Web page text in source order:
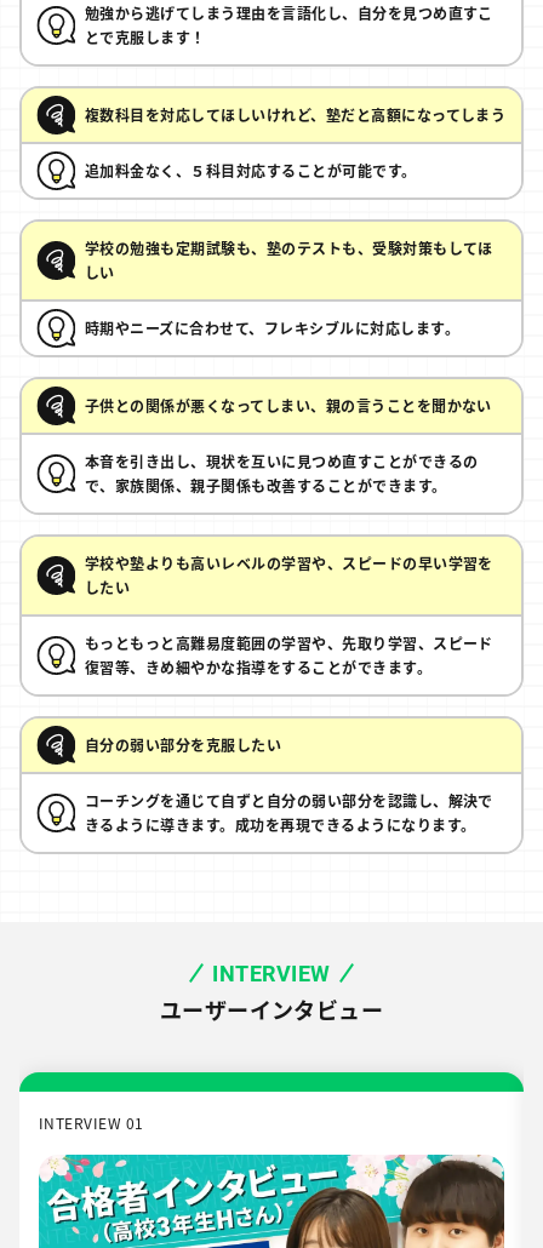
勉強から逃げてしまう理由を言語化し、自分を見つめ直すこ
とで克服します！
複数科目を対応してほしいけれど、塾だと高額になってしまう
追加料金なく、５科目対応することが可能です。
学校の勉強も定期試験も、塾のテストも、受験対策もしてほ
しい
時期やニーズに合わせて、フレキシブルに対応します。
子供との関係が悪くなってしまい、親の言うことを聞かない
本音を引き出し、現状を互いに見つめ直すことができるの
で、家族関係、親子関係も改善することができます。
学校や塾よりも高いレベルの学習や、スピードの早い学習を
したい
もっともっと高難易度範囲の学習や、先取り学習、スピード
復習等、きめ細やかな指導をすることができます。
自分の弱い部分を克服したい
コーチングを通じて自ずと自分の弱い部分を認識し、解決で
きるように導きます。成功を再現できるようになります。
INTERVIEW
ユーザーインタビュー
INTERVIEW 01